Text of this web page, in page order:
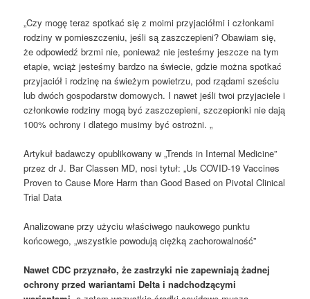
„Czy mogę teraz spotkać się z moimi przyjaciółmi i członkami
rodziny w pomieszczeniu, jeśli są zaszczepieni? Obawiam się,
że odpowiedź brzmi nie, ponieważ nie jesteśmy jeszcze na tym
etapie, wciąż jesteśmy bardzo na świecie, gdzie można spotkać
przyjaciół i rodzinę na świeżym powietrzu, pod rządami sześciu
lub dwóch gospodarstw domowych. I nawet jeśli twoi przyjaciele i
członkowie rodziny mogą być zaszczepieni, szczepionki nie dają
100% ochrony i dlatego musimy być ostrożni. „
Artykuł badawczy opublikowany w „Trends in Internal Medicine”
przez dr J. Bar Classen MD, nosi tytuł: „Us COVID-19 Vaccines
Proven to Cause More Harm than Good Based on Pivotal Clinical
Trial Data
Analizowane przy użyciu właściwego naukowego punktu
końcowego, „wszystkie powodują ciężką zachorowalność”
Nawet CDC przyznało, że zastrzyki nie zapewniają żadnej
ochrony przed wariantami Delta i nadchodzącymi